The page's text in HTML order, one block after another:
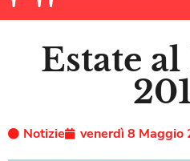
Estate
Notizie venerdì 8 Maggio